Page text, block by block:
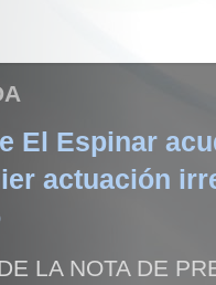
El Espinar
actuación
LA NOTA DE